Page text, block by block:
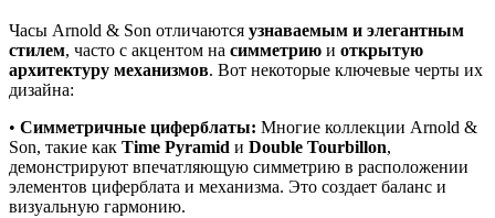
Часы Arnold & Son отличаются узнаваемым и элегантным
стилем, часто с акцентом на симметрию и открытую
архитектуру механизмов. Вот некоторые ключевые черты их
дизайна:
• Симметричные циферблаты: Многие коллекции Arnold &
Son, такие как Time Pyramid и Double Tourbillon,
демонстрируют впечатляющую симметрию в расположении
элементов циферблата и механизма. Это создает баланс и
визуальную гармонию.